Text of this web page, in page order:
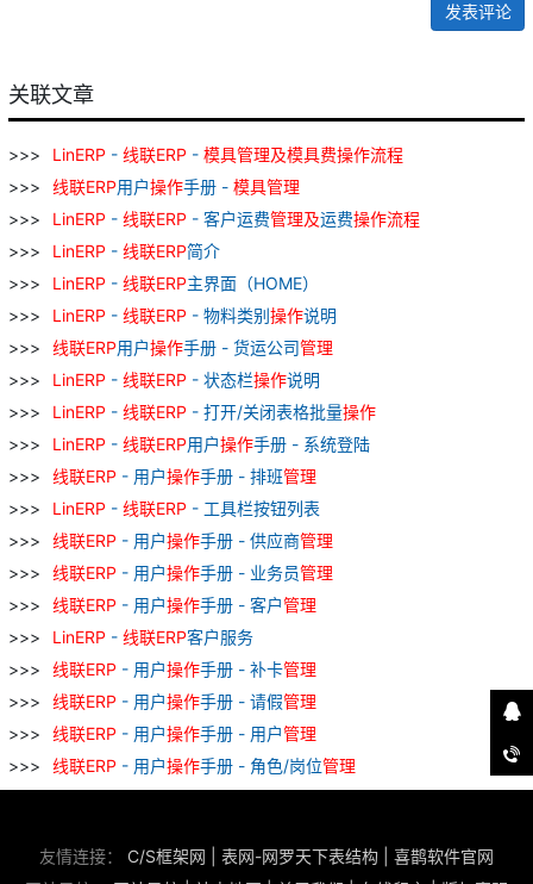
发表评论
关联文章
LinERP - 线联ERP - 模具管理及模具费操作流程
线联ERP用户操作手册 - 模具管理
LinERP - 线联ERP - 客户运费管理及运费操作流程
LinERP - 线联ERP简介
LinERP - 线联ERP主界面（HOME）
LinERP - 线联ERP - 物料类别操作说明
线联ERP用户操作手册 - 货运公司管理
LinERP - 线联ERP - 状态栏操作说明
LinERP - 线联ERP - 打开/关闭表格批量操作
LinERP - 线联ERP用户操作手册 - 系统登陆
线联ERP - 用户操作手册 - 排班管理
LinERP - 线联ERP - 工具栏按钮列表
线联ERP - 用户操作手册 - 供应商管理
线联ERP - 用户操作手册 - 业务员管理
线联ERP - 用户操作手册 - 客户管理
LinERP - 线联ERP客户服务
线联ERP - 用户操作手册 - 补卡管理
线联ERP - 用户操作手册 - 请假管理
线联ERP - 用户操作手册 - 用户管理
线联ERP - 用户操作手册 - 角色/岗位管理
友情连接： C/S框架网 表网-网罗天下表结构
喜鹊软件官网